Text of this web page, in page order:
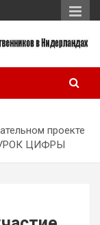
проекте
УРОК ЦИФРЫ